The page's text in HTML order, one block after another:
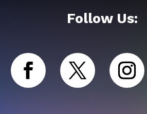
Follow Us: